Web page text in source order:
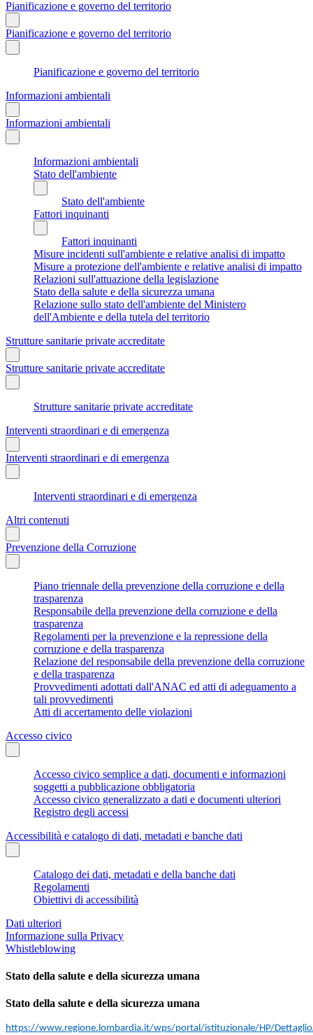
Pianificazione e governo del territorio
Pianificazione e governo del territorio
Pianificazione e governo del territorio
Informazioni ambientali
Informazioni ambientali
Informazioni ambientali
Stato dell'ambiente
Stato dell'ambiente
Fattori inquinanti
Fattori inquinanti
Misure incidenti sull'ambiente e relative analisi di impatto
Misure a protezione dell'ambiente e relative analisi di impatto
Relazioni sull'attuazione della legislazione
Stato della salute e della sicurezza umana
Relazione sullo stato dell'ambiente del Ministero
dell'Ambiente e della tutela del territorio
Strutture sanitarie private accreditate
Strutture sanitarie private accreditate
Strutture sanitarie private accreditate
Interventi straordinari e di emergenza
Interventi straordinari e di emergenza
Interventi straordinari e di emergenza
Altri contenuti
Prevenzione della Corruzione
Piano triennale della prevenzione della corruzione e della
trasparenza
Responsabile della prevenzione della corruzione e della
trasparenza
Regolamenti per la prevenzione e la repressione della
corruzione e della trasparenza
Relazione del responsabile della prevenzione della corruzione
e della trasparenza
Provvedimenti adottati dall'ANAC ed atti di adeguamento a
tali provvedimenti
Atti di accertamento delle violazioni
Accesso civico
Accesso civico semplice a dati, documenti e informazioni
soggetti a pubblicazione obbligatoria
Accesso civico generalizzato a dati e documenti ulteriori
Registro degli accessi
Accessibilità e catalogo di dati, metadati e banche dati
Catalogo dei dati, metadati e della banche dati
Regolamenti
Obiettivi di accessibilità
Dati ulteriori
Informazione sulla Privacy
Whistleblowing
Stato della salute e della sicurezza umana
Stato della salute e della sicurezza umana
https://www.regione.lombardia.it/wps/portal/istituzionale/HP/